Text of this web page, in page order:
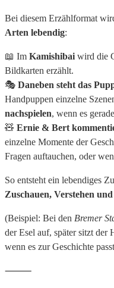
Bei diesem Erzählformat
Arten lebendig:
📖 Im Kamishibai wird die
Bildkarten erzählt.
🎭 Daneben steht das
Handpuppen einzelne
nachspielen, wenn es
🧸 Ernie & Bert
einzelne Momente der
Fragen auftauchen, oder
So entsteht ein lebendiges
Zuschauen, Verstehen
(Beispiel: Bei den Bremer
der Esel auf, später sitzt der
wenn es zur Geschichte
⸻